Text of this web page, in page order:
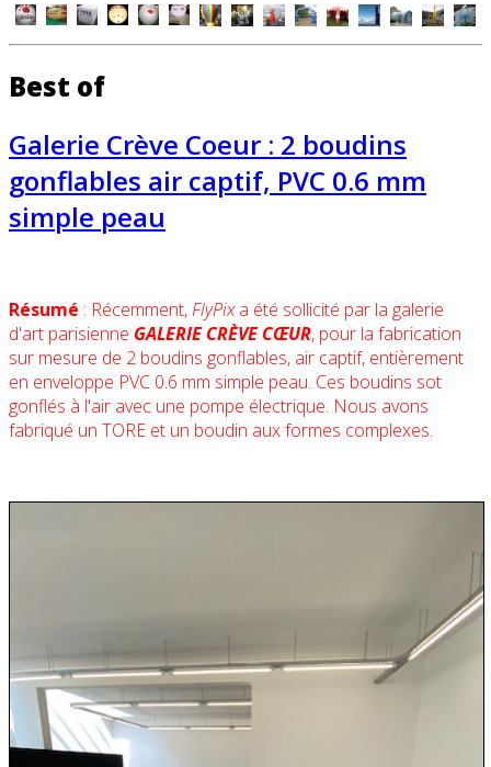
Best of
Galerie Crève Coeur : 2 boudins
gonflables air captif, PVC 0.6 mm
simple peau
Résumé : Récemment,FlyPixa été sollicité par la galerie
d'art parisienne GALERIE CRÈVE CŒUR, pour la fabrication
sur mesure de 2 boudins gonflables, air captif, entièrement
en enveloppe PVC 0.6 mm simple peau. Ces boudins sot
gonflés à l'air avec une pompe électrique. Nous avons
fabriqué un TORE et un boudin aux formes complexes.